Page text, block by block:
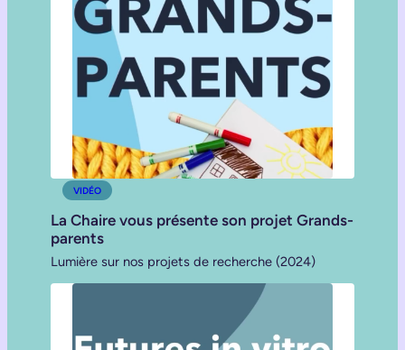
VIDÉO
La Chaire vous présente son projet Grands-
parents
Lumière sur nos projets de recherche (2024)